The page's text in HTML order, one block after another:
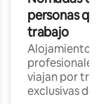
personas
trabajo
Alojamientos
profesionales
viajan por
exclusivas de